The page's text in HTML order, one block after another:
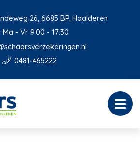
26, 6685 BP, Haalderen
Ma - Vr 9:00 - 17:30
0481-465222